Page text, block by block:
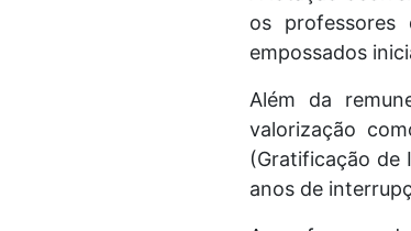
os professores
empossados
Além da
valorização
(Gratificação de
anos de